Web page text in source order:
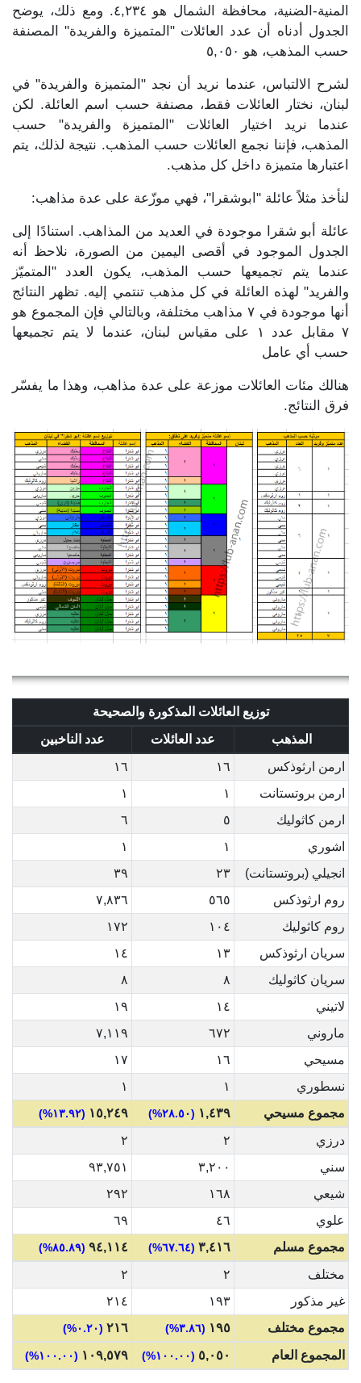
المنية-الضنية، محافظة الشمال هو ٤,٢٣٤. ومع ذلك، يوضح
الجدول أدناه أن عدد العائلات "المتميزة والفريدة" المصنفة
حسب المذهب، هو ٥,٠٥٠
لشرح الالتباس، عندما نريد أن نجد "المتميزة والفريدة" في
لبنان، نختار العائلات فقط، مصنفة حسب اسم العائلة. لكن
عندما نريد اختيار العائلات "المتميزة والفريدة" حسب
المذهب، فإننا نجمع العائلات حسب المذهب. نتيجة لذلك، يتم
اعتبارها متميزة داخل كل مذهب.
لنأخذ مثلاً عائلة "ابوشقرا"، فهي موزّعة على عدة مذاهب:
عائلة أبو شقرا موجودة في العديد من المذاهب. استنادًا إلى
الجدول الموجود في أقصى اليمين من الصورة، نلاحظ أنه
عندما يتم تجميعها حسب المذهب، يكون العدد "المتميّز
والفريد" لهذه العائلة في كل مذهب تنتمي إليه. تظهر النتائج
أنها موجودة في ٧ مذاهب مختلفة، وبالتالي فإن المجموع هو
٧ مقابل عدد ١ على مقياس لبنان، عندما لا يتم تجميعها
حسب أي عامل
هنالك مئات العائلات موزعة على عدة مذاهب، وهذا ما يفسّر
فرق النتائج.
توزيع العائلات المذكورة والصحيحة
المذهب
عدد العائلات
عدد الناخبين
ارمن ارثوذكس
١٦
١٦
ارمن بروتستانت
١
١
ارمن كاثوليك
٥
٦
اشوري
١
١
انجيلي (بروتستانت)
٢٣
٣٩
روم ارثوذكس
٥٦٥
٧,٨٣٦
روم كاثوليك
١٠٤
١٧٢
سريان ارثوذكس
١٣
١٤
سريان كاثوليك
٨
٨
لاتيني
١٤
١٩
ماروني
٦٧٢
٧,١١٩
مسيحي
١٦
١٧
نسطوري
١
١
مجموع مسيحي
١,٤٣٩ (٢٨.٥٠%) ١٥,٢٤٩ (١٣.٩٢%)
درزي ٢
٢
سني
٣,٢٠٠
٩٣,٧٥١
شيعي
١٦٨
٢٩٢
علوي
٤٦
٦٩
مجموع مسلم
٣,٤١٦ (٦٧.٦٤%) ٩٤,١١٤ (٨٥.٨٩%)
مختلف ٢
٢
غير مذكور
١٩٣
٢١٤
مجموع مختلف
١٩٥ (٣.٨٦%) ٢١٦ (٠.٢٠%)
المجموع العام ٥,٠٥٠ (١٠٠.٠٠%) ١٠٩,٥٧٩ (١٠٠.٠٠%)